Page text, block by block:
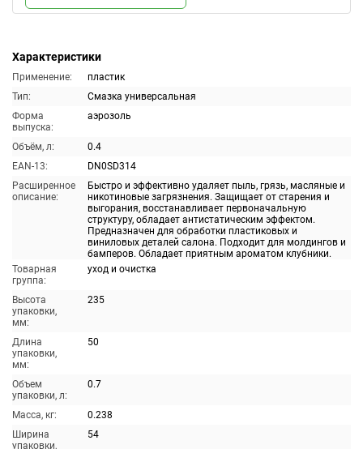
Характеристики
Применение:
пластик
Тип:
Смазка универсальная
Форма
выпуска:
аэрозоль
Объём, л:
0.4
EAN-13:
DN0SD314
Расширенное
описание:
Быстро и эффективно удаляет пыль, грязь, масляные и
никотиновые загрязнения. Защищает от старения и
выгорания, восстанавливает первоначальную
структуру, обладает антистатическим эффектом.
Предназначен для обработки пластиковых и
виниловых деталей салона. Подходит для молдингов и
бамперов. Обладает приятным ароматом клубники.
Товарная
группа:
уход и очистка
Высота
упаковки,
мм:
235
Длина
упаковки,
мм:
50
Объем
упаковки, л:
0.7
Масса, кг:
0.238
Ширина
упаковки,
54